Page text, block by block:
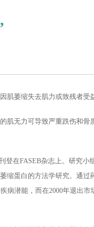
肌萎缩失去肌力或致残者受
肌无力可导致严重跌伤和骨
在FASEB杂志上。研究小
缩蛋白的方法学研究。通过
病潜能，而在2000年退出市